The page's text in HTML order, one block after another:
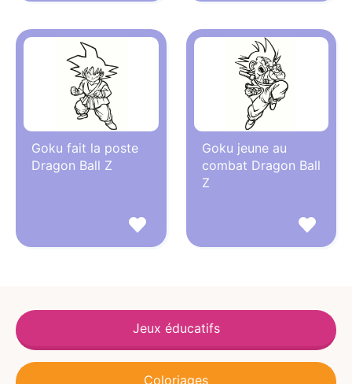
Goku fait la poste
Dragon Ball Z
Goku jeune au
combat Dragon Ball
Z
Jeux éducatifs
Coloriages